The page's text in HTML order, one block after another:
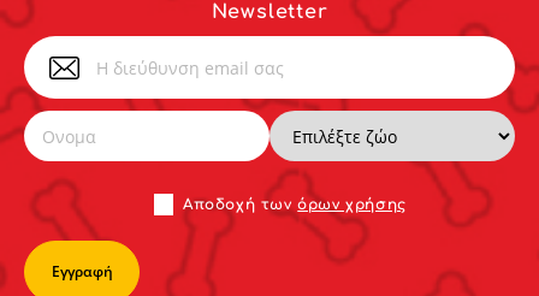
Newsletter
Αποδoχή τωνόρων χρήσης